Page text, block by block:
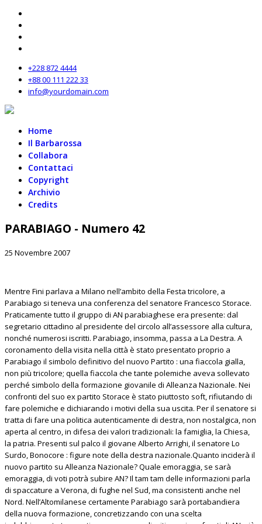
+228 872 4444
+88 00 111 222 33
info@yourdomain.com
Home
Il Barbarossa
Collabora
Contattaci
Copyright
Archivio
Credits
PARABIAGO - Numero 42
25 Novembre 2007
Mentre Fini parlava a Milano nell’ambito della Festa tricolore, a
Parabiago si teneva una conferenza del senatore Francesco Storace.
Praticamente tutto il gruppo di AN parabiaghese era presente: dal
segretario cittadino al presidente del circolo all’assessore alla cultura,
nonché numerosi iscritti. Parabiago, insomma, passa a La Destra. A
coronamento della visita nella città è stato presentato proprio a
Parabiago il simbolo definitivo del nuovo Partito : una fiaccola gialla,
non più tricolore; quella fiaccola che tante polemiche aveva sollevato
perché simbolo della formazione giovanile di Alleanza Nazionale. Nei
confronti del suo ex partito Storace è stato piuttosto soft, rifiutando di
fare polemiche e dichiarando i motivi della sua uscita. Per il senatore si
tratta di fare una politica autenticamente di destra, non nostalgica, non
aperta al centro, in difesa dei valori tradizionali: la famiglia, la Chiesa,
la patria. Presenti sul palco il giovane Alberto Arrighi, il senatore Lo
Surdo, Bonocore : figure note della destra nazionale.Quanto inciderà il
nuovo partito su Alleanza Nazionale? Quale emoraggia, se sarà
emoraggia, di voti potrà subire AN? Il tam tam delle informazioni parla
di spaccature a Verona, di fughe nel Sud, ma consistenti anche nel
Nord. Nell’Altomilanese certamente Parabiago sarà portabandiera
della nuova formazione, concretizzando con una scelta